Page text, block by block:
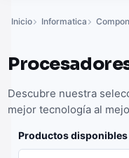
Inicio Informatica
Descubre nuestra
mejor tecnología al
Productos disponibles